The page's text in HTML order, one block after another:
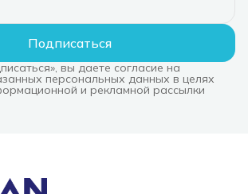
Подписаться
вы даете согласие на
персональных данных в целях
и рекламной рассылки